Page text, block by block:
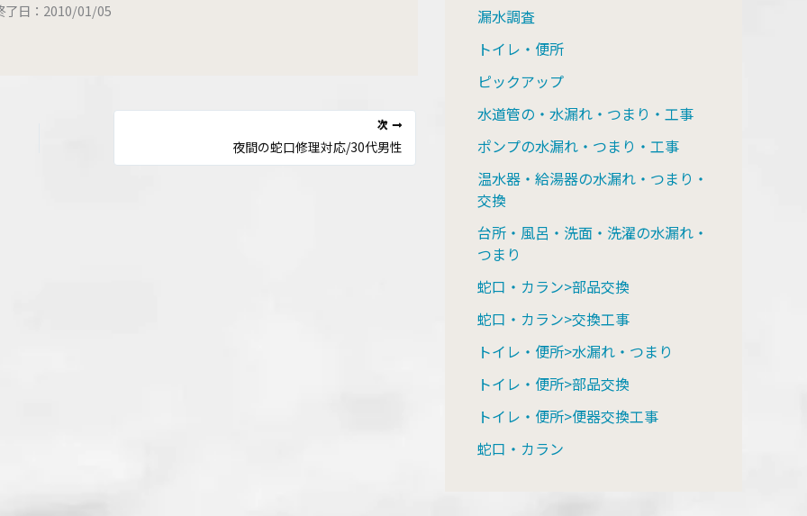
了日：2010/01/05
次
夜間の蛇口修理対応/30代男性
漏水調査
トイレ・便所
ピックアップ
水道管の・水漏れ・つまり・工事
ポンプの水漏れ・つまり・工事
温水器・給湯器の水漏れ・つまり・
交換
台所・風呂・洗面・洗濯の水漏れ・
つまり
蛇口・カラン>部品交換
蛇口・カラン>交換工事
トイレ・便所>水漏れ・つまり
トイレ・便所>部品交換
トイレ・便所>便器交換工事
蛇口・カラン